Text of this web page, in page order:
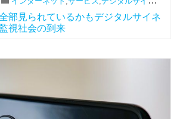
部見られているかもデジタルサイネ
視社会の到来